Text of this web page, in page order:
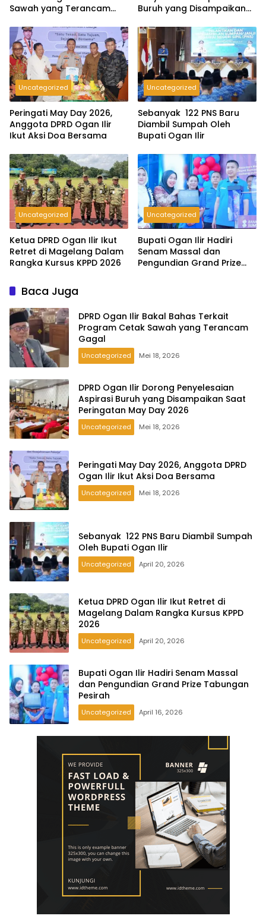
Sawah yang Terancam
Buruh yang Disampaikan
2026
Uncategorized
Peringati May Day 2026,
Anggota DPRD Ogan Ilir
Ikut Aksi Doa Bersama
Uncategorized
Sebanyak 122 PNS Baru
Diambil Sumpah Oleh
Bupati Ogan Ilir
Uncategorized
Ketua DPRD Ogan Ilir Ikut
Retret di Magelang Dalam
Rangka Kursus KPPD 2026
Uncategorized
Bupati Ogan Ilir Hadiri
Senam Massal dan
Pengundian Grand Prize
Baca Juga
DPRD Ogan Ilir Bakal Bahas Terkait
Program Cetak Sawah yang Terancam
Gagal
Uncategorized Mei 18, 2026
DPRD Ogan Ilir Dorong Penyelesaian
Aspirasi Buruh yang Disampaikan Saat
Peringatan May Day 2026
Uncategorized Mei 18, 2026
Peringati May Day 2026, Anggota DPRD
Ogan Ilir Ikut Aksi Doa Bersama
Uncategorized Mei 18, 2026
Sebanyak 122 PNS Baru Diambil Sumpah
Oleh Bupati Ogan Ilir
Uncategorized April 20, 2026
Ketua DPRD Ogan Ilir Ikut Retret di
Magelang Dalam Rangka Kursus KPPD
2026
Uncategorized April 20, 2026
Bupati Ogan Ilir Hadiri Senam Massal
dan Pengundian Grand Prize Tabungan
Pesirah
Uncategorized April 16, 2026